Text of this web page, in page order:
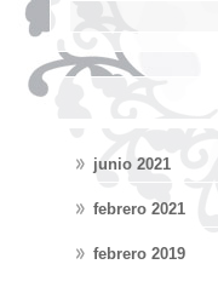
junio 2021
febrero 2021
febrero 2019